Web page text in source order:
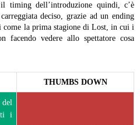
timing dell’introduzione quindi, c’è
deciso, grazie ad un ending
la prima stagione di Lost, in cui i
facendo vedere allo spettatore cosa
THUMBS DOWN
i